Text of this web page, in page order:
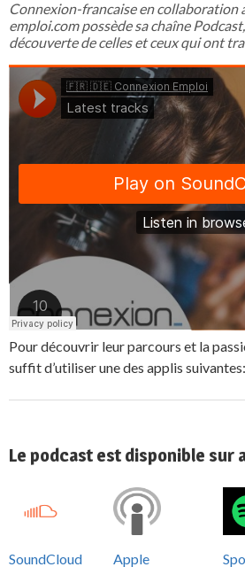
Connexion-francaise en collaboration
emploi.com possède sa chaîne
découverte de celles et ceux qui ont
Pour découvrir leur parcours et la
suffit d’utiliser une des applis suivantes:
Le podcast est disponible sur
SoundCloud Apple